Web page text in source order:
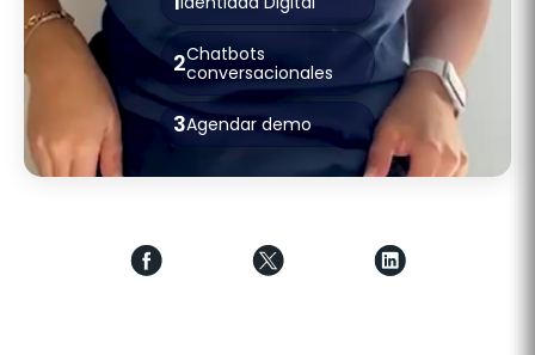
2Chatbots
conversacionales
3Agendar demo